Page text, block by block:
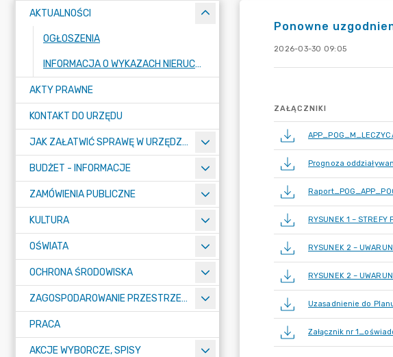
AKTUALNOŚCI
OGŁOSZENIA
INFORMACJA O WYKAZACH NIERUCHOMOŚCI PRZEZNACZONYCH DO ZBYCIA LUB ODDANIA W UŻYTKOWANIE, NAJEM, DZIERŻAWĘ LUB UŻYCZENIE
AKTY PRAWNE
KONTAKT DO URZĘDU
JAK ZAŁATWIĆ SPRAWĘ W URZĘDZIE
BUDŻET - INFORMACJE
ZAMÓWIENIA PUBLICZNE
KULTURA
OŚWIATA
OCHRONA ŚRODOWISKA
ZAGOSPODAROWANIE PRZESTRZENNE
PRACA
AKCJE WYBORCZE, SPISY
Ponowne
2026-03-30 09:05
ZAŁĄCZNIKI
Prognoza
RYSUNEK 1 – STREFY
RYSUNEK 2 –
RYSUNEK 2 –
Uzasadnienie do
Załącznik nr